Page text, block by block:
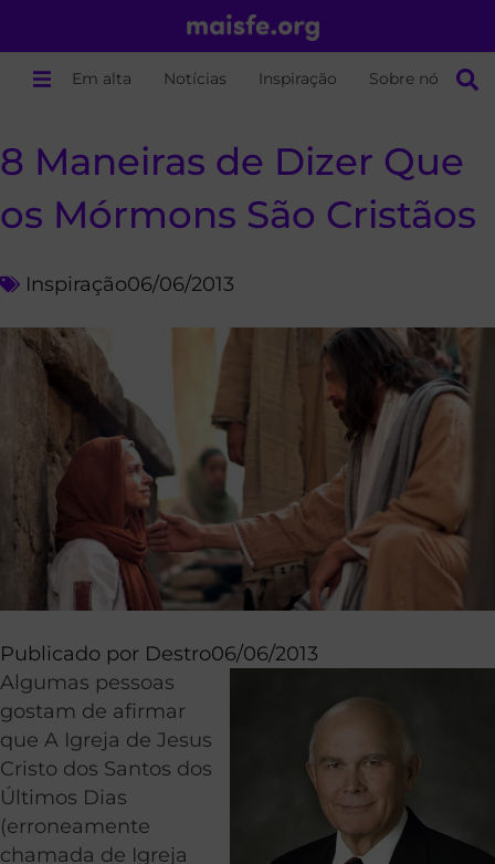
Em alta Notícias Inspiração Sobre nós
8 Maneiras de Dizer Que
os Mórmons São Cristãos
Inspiração06/06/2013
Publicado por Destro06/06/2013
Algumas pessoas
gostam de afirmar
que A Igreja de Jesus
Cristo dos Santos dos
Últimos Dias
(erroneamente
chamada de Igreja